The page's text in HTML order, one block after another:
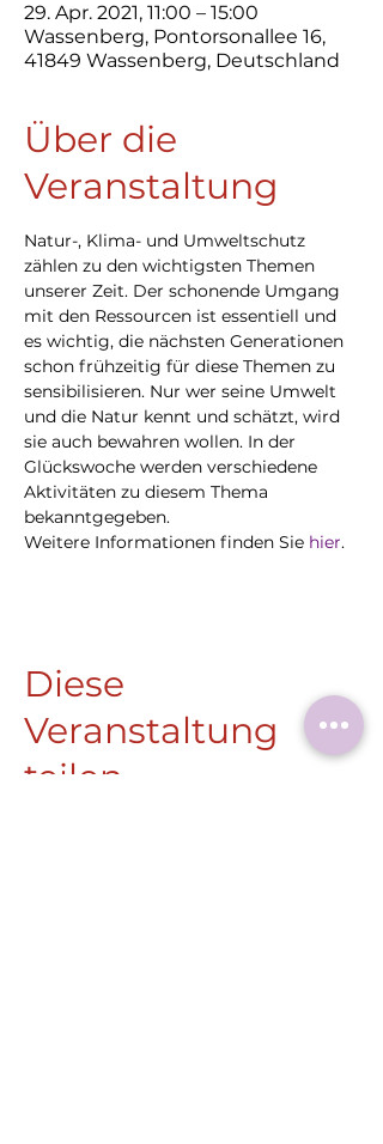
29. Apr. 2021, 11:00 – 15:00
Wassenberg, Pontorsonallee 16,
41849 Wassenberg, Deutschland
Über die
Veranstaltung
Natur-, Klima- und Umweltschutz
zählen zu den wichtigsten Themen
unserer Zeit. Der schonende Umgang
mit den Ressourcen ist essentiell und
es wichtig, die nächsten Generationen
schon frühzeitig für diese Themen zu
sensibilisieren. Nur wer seine Umwelt
und die Natur kennt und schätzt, wird
sie auch bewahren wollen. In der
Glückswoche werden verschiedene
Aktivitäten zu diesem Thema
bekanntgegeben.
Weitere Informationen finden Sie hier.
Diese
Veranstaltung
teilen